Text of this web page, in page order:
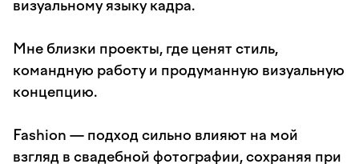
визуальному языку кадра.
Мне близки проекты, где ценят стиль,
командную работу и продуманную визуальную
концепцию.
Fashion — подход сильно влияют на мой
взгляд в свадебной фотографии, сохраняя при